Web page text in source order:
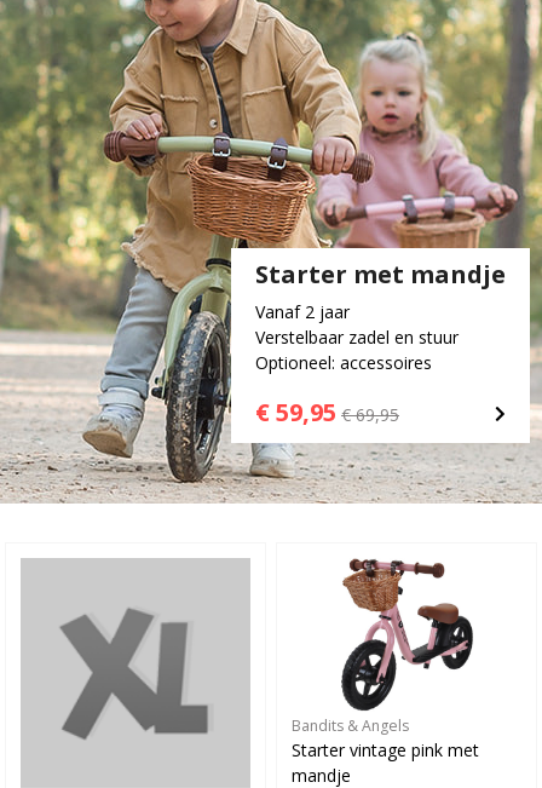
Starter met mandje
Vanaf 2 jaar
Verstelbaar zadel en stuur
Optioneel: accessoires
€ 59,95 € 69,95
Bandits & Angels
Starter vintage pink met
mandje